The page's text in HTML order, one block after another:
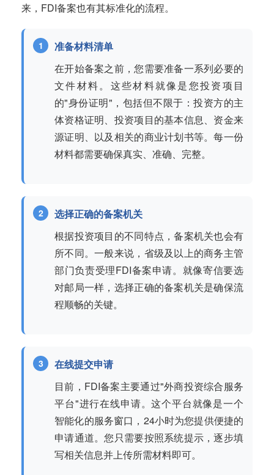
来，FDI备案也有其标准化的流程。
准备材料清单
在开始备案之前，您需要准备一系列必要的
文件材料。这些材料就像是您投资项目
的"身份证明"，包括但不限于：投资方的主
体资格证明、投资项目的基本信息、资金来
源证明、以及相关的商业计划书等。每一份
材料都需要确保真实、准确、完整。
选择正确的备案机关
根据投资项目的不同特点，备案机关也会有
所不同。一般来说，省级及以上的商务主管
部门负责受理FDI备案申请。就像寄信要选
对邮局一样，选择正确的备案机关是确保流
程顺畅的关键。
在线提交申请
目前，FDI备案主要通过"外商投资综合服务
平台"进行在线申请。这个平台就像是一个
智能化的服务窗口，24小时为您提供便捷的
申请通道。您只需要按照系统提示，逐步填
写相关信息并上传所需材料即可。